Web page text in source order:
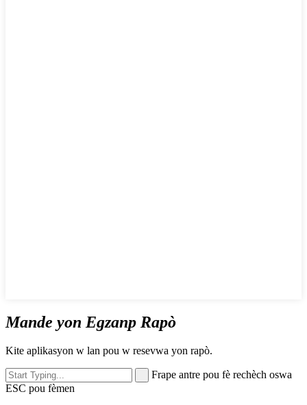
Mande yon Egzanp Rapò
Kite aplikasyon w lan pou w resevwa yon rapò.
Frape antre pou fè rechèch oswa
ESC pou fèmen